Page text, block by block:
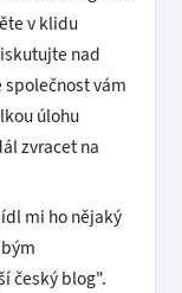
v klidu
nad
vám
úlohu
zvracet na
mi ho nějaký
český blog".